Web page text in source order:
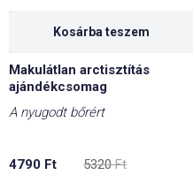
Kosárba teszem
Makulátlan arctisztítás
ajándékcsomag
A nyugodt bőrért
5320Ft
price
4790 Ft
price